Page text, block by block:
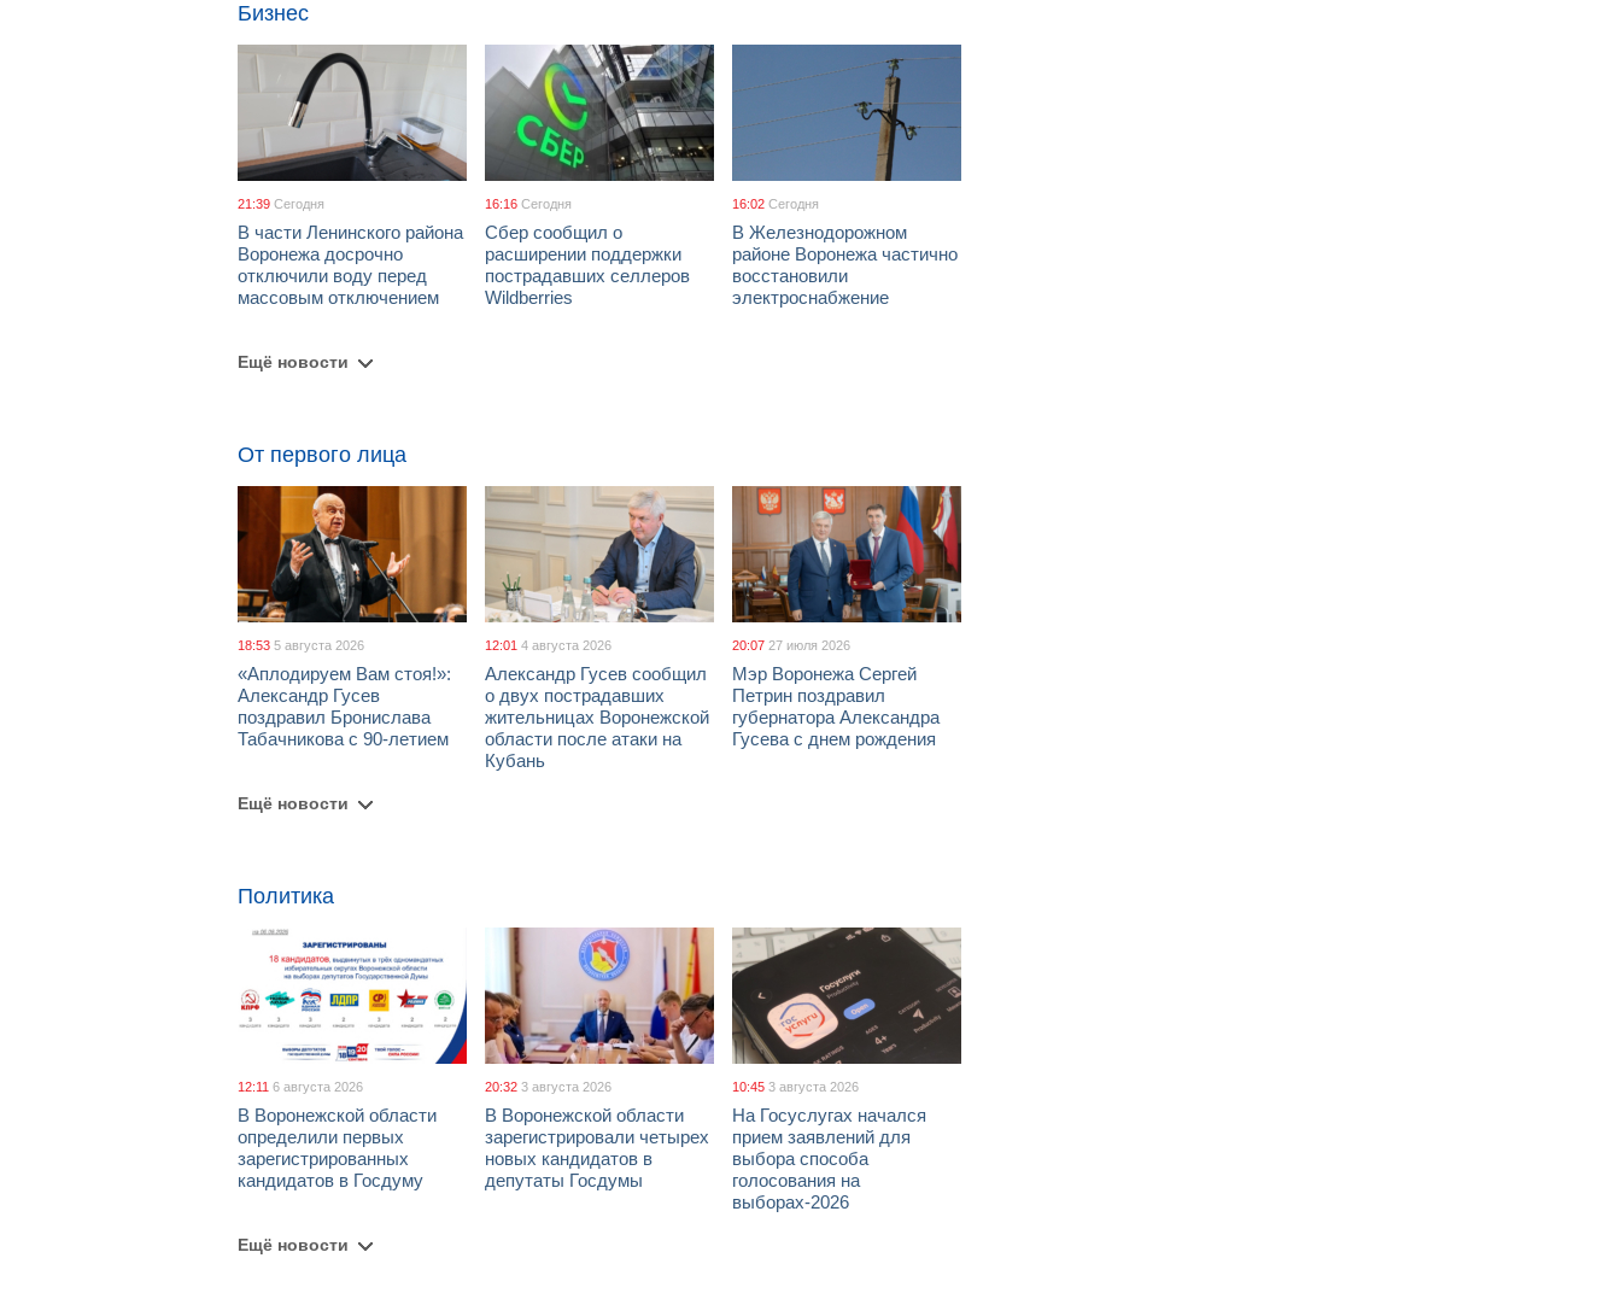
Бизнес
21:39 Сегодня
В части Ленинского района
Воронежа досрочно
отключили воду перед
массовым отключением
16:16 Сегодня
Сбер сообщил о
расширении поддержки
пострадавших селлеров
Wildberries
16:02 Сегодня
В Железнодорожном
районе Воронежа частично
восстановили
электроснабжение
Ещё новости
От первого лица
18:53 5 августа 2026
«Аплодируем Вам стоя!»:
Александр Гусев
поздравил Бронислава
Табачникова с 90-летием
12:01 4 августа 2026
Александр Гусев сообщил
о двух пострадавших
жительницах Воронежской
области после атаки на
Кубань
20:07 27 июля 2026
Мэр Воронежа Сергей
Петрин поздравил
губернатора Александра
Гусева с днем рождения
Ещё новости
Политика
12:11 6 августа 2026
В Воронежской области
определили первых
зарегистрированных
кандидатов в Госдуму
20:32 3 августа 2026
В Воронежской области
зарегистрировали четырех
новых кандидатов в
депутаты Госдумы
10:45 3 августа 2026
На Госуслугах начался
прием заявлений для
выбора способа
голосования на
выборах-2026
Ещё новости